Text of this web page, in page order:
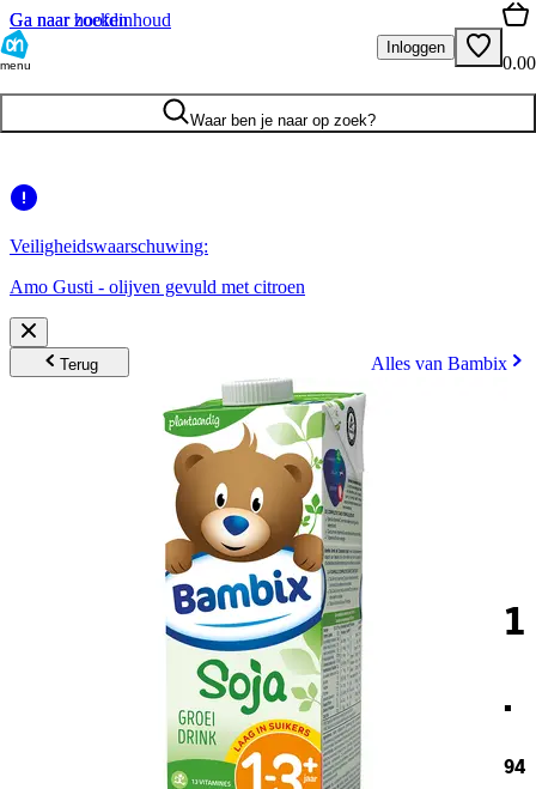
Ga naar hoofdinhoud
Ga naar zoeken
menu
Inloggen
0.00
Waar ben je naar op zoek?
Veiligheidswaarschuwing:
Amo Gusti - olijven gevuld met citroen
Terug Alles van Bambix
1
.
94